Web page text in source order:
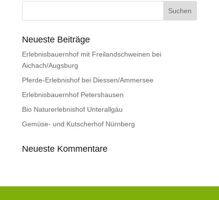
Neueste Beiträge
Erlebnisbauernhof mit Freilandschweinen bei
Aichach/Augsburg
Pferde-Erlebnishof bei Diessen/Ammersee
Erlebnisbauernhof Petershausen
Bio Naturerlebnishof Unterallgäu
Gemüse- und Kutscherhof Nürnberg
Neueste Kommentare